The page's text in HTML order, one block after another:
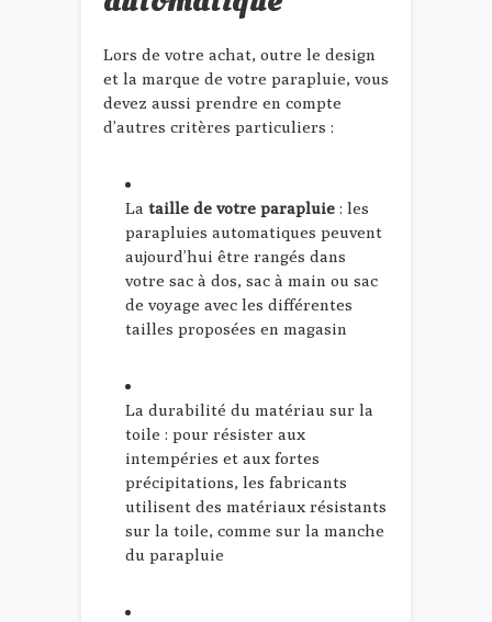
Lors de votre achat, outre le design
et la marque de votre parapluie, vous
devez aussi prendre en compte
d’autres critères particuliers :
La taille de votre parapluie : les
parapluies automatiques peuvent
aujourd’hui être rangés dans
votre sac à dos, sac à main ou sac
de voyage avec les différentes
tailles proposées en magasin
La durabilité du matériau sur la
toile : pour résister aux
intempéries et aux fortes
précipitations, les fabricants
utilisent des matériaux résistants
sur la toile, comme sur la manche
du parapluie